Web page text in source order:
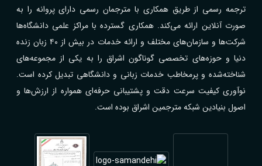
ترجمه رسمی از طریق همکاری با مترجمان رسمی دارای پروانه را به
صورت آنلاین ارائه می‌کند. همکاری گسترده با مراکز علمی دانشگاه‌ها
شرکت‌ها و سازمان‌های مختلف و ارائه خدمات در بیش از ۴۰ زبان زنده
دنیا و حوزه‌های تخصصی گوناگون اشراق را به یکی از مجموعه‌های
شناخته‌شده و پرمخاطب خدمات زبانی و دانشگاهی تبدیل کرده است.
نوآوری کیفیت سرعت دقت و پشتیبانی حرفه‌ای همواره از ارزش‌ها و
اصول بنیادین شبکه مترجمین اشراق بوده است.